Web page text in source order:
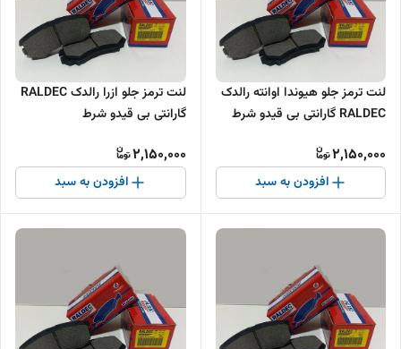
لنت ترمز جلو هیوندا اوانته رالدک
RALDEC گارانتی بی قیدو شرط
2,150,000
افزودن به سبد
لنت ترمز جلو ازرا رالدک RALDEC
گارانتی بی قیدو شرط
2,150,000
افزودن به سبد